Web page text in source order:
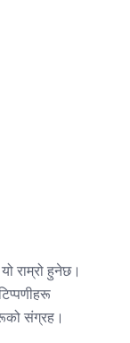
राम्रो हुनेछ।
संग्रह।